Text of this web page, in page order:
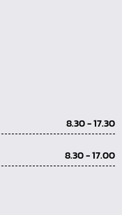
8.30 - 17.30
8.30 - 17.00